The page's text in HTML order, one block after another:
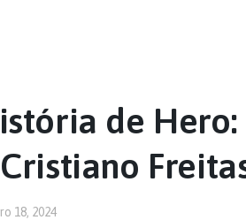
de
18, 2024